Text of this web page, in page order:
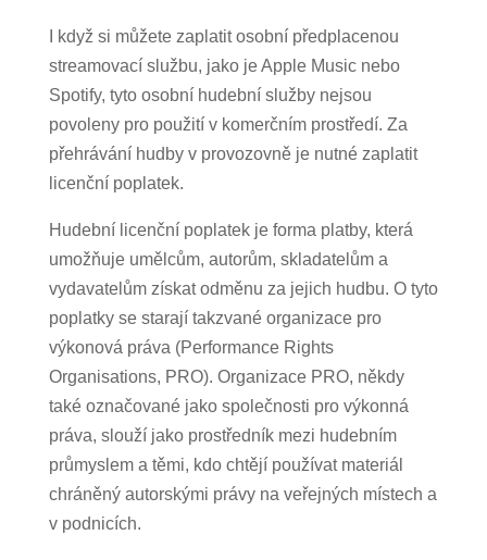
I když si můžete zaplatit osobní předplacenou
streamovací službu, jako je Apple Music nebo
Spotify, tyto osobní hudební služby nejsou
povoleny pro použití v komerčním prostředí. Za
přehrávání hudby v provozovně je nutné zaplatit
licenční poplatek.
Hudební licenční poplatek je forma platby, která
umožňuje umělcům, autorům, skladatelům a
vydavatelům získat odměnu za jejich hudbu. O tyto
poplatky se starají takzvané organizace pro
výkonová práva (Performance Rights
Organisations, PRO). Organizace PRO, někdy
také označované jako společnosti pro výkonná
práva, slouží jako prostředník mezi hudebním
průmyslem a těmi, kdo chtějí používat materiál
chráněný autorskými právy na veřejných místech a
v podnicích.